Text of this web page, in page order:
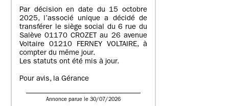
Par décision en date du 15 octobre
2025, l’associé unique a décidé de
transférer le siège social du 6 rue du
Salève 01170 CROZET au 26 avenue
Voltaire 01210 FERNEY VOLTAIRE, à
compter du même jour.
Les statuts ont été mis à jour.
Pour avis, la Gérance
Annonce parue le 30/07/2026